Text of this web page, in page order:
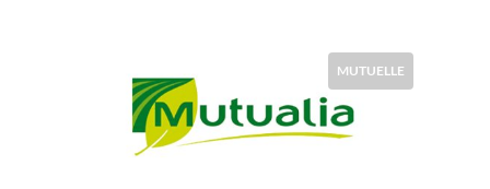
MUTUELLE